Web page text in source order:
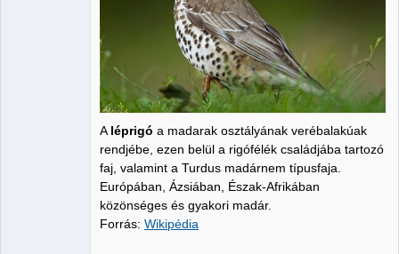
A léprigó a madarak osztályának verébalakúak
rendjébe, ezen belül a rigófélék családjába tartozó
faj, valamint a Turdus madárnem típusfaja.
Európában, Ázsiában, Észak-Afrikában
közönséges és gyakori madár.
Forrás: Wikipédia